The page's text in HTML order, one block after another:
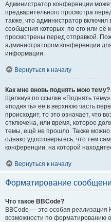
Администратор конференции
предварительного просмотра
также, что администратор включил
сообщения которых, по его или
просмотрены перед отправкой.
администратором конференции
информации.
Вернуться к началу
Как мне вновь поднять мою тему?
Щёлкнув по ссылке «Поднять
«поднять» её в верхнюю часть
происходит, то это означает, что
отключена, или время, которое
темы, ещё не прошло. Также можно
однако удостоверьтесь, что тем
конференции, на которой
Вернуться к началу
Форматирование
Что такое BBCode?
BBCode — это особая
возможности по форматированию